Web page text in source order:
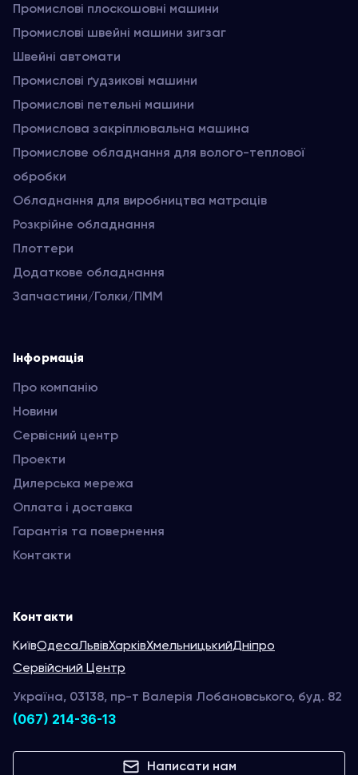
Промислові плоскошовні машини
Промислові швейні машини зигзаг
Швейні автомати
Промислові ґудзикові машини
Промислові петельні машини
Промислова закріплювальна машина
Промислове обладнання для волого-теплової
обробки
Обладнання для виробництва матраців
Розкрійне обладнання
Плоттери
Додаткове обладнання
Запчастини/Голки/ПММ
Інформація
Про компанію
Новини
Сервісний центр
Проекти
Дилерська мережа
Оплата і доставка
Гарантія та повернення
Контакти
Контакти
КиївОдесаЛьвівХарківХмельницькийДніпро
Сервійсний Центр
Україна, 03138, пр-т Валерія Лобановського, буд. 82
(067) 214-36-13
Написати нам